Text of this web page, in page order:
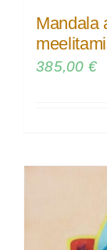
Mandala
385,00 €